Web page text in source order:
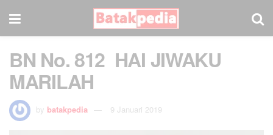
BN No. 812 HAI JIWAKU
MARILAH
by batakpedia 9 Januari 2019